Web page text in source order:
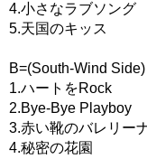
4.小さなラブソング
5.天国のキッス
B=(South-Wind Side)
1.ハートをRock
2.Bye-Bye Playboy
3.赤い靴のバレリー
4.秘密の花園